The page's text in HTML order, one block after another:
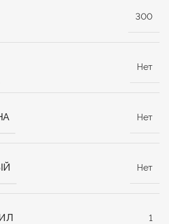
300
Нет
Нет
Нет
1